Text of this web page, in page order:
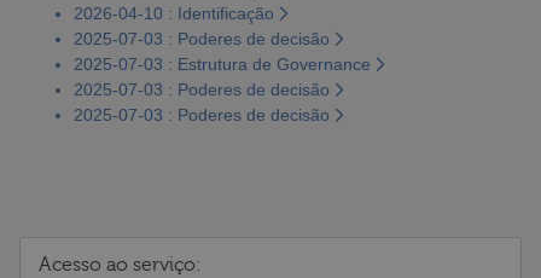
2026-04-10 : Identificação
2025-07-03 : Poderes de decisão
2025-07-03 : Estrutura de Governance
2025-07-03 : Poderes de decisão
2025-07-03 : Poderes de decisão
Acesso ao serviço: